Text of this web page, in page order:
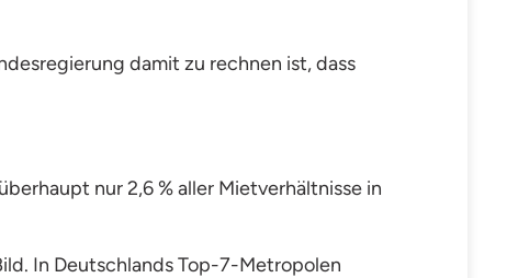
damit zu rechnen ist, dass
nur 2,6 % aller Mietverhältnisse in
In Deutschlands Top-7-Metropolen